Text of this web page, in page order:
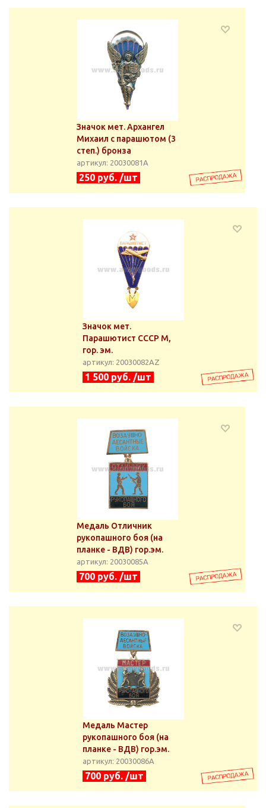
Значок мет. Архангел
Михаил с парашютом (3
степ.) бронза
артикул: 20030081А
250 руб. /шт
Значок мет.
Парашютист СССР М,
гор. эм.
артикул: 20030082АZ
1 500 руб. /шт
Медаль Отличник
рукопашного боя (на
планке - ВДВ) гор.эм.
артикул: 20030085А
700 руб. /шт
Медаль Мастер
рукопашного боя (на
планке - ВДВ) гор.эм.
артикул: 20030086А
700 руб. /шт